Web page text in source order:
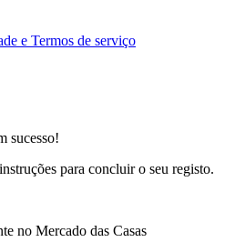
e Termos de serviço
sucesso!
para concluir o seu registo.
no Mercado das Casas